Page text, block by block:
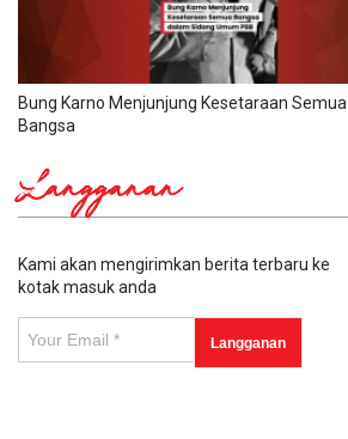
Bung Karno Menjunjung Kesetaraan Semua
Bangsa
Langganan
Kami akan mengirimkan berita terbaru ke
kotak masuk anda